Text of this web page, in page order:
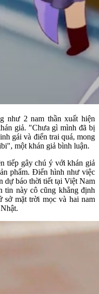
như 2 nam thần xuất hiện
giả. "Chưa gì mình đã bị
gái và điển trai quá, mong
một khán giả bình luận.
tiếp gây chú ý với khán giả
phẩm. Điển hình như việc
dự báo thời tiết tại Việt Nam
tin này cô cũng khẳng định
sở mặt trời mọc và hai nam